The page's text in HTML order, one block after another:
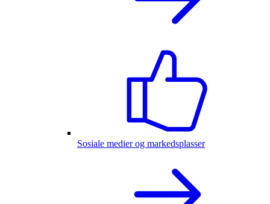
Sosiale medier og markedsplasser